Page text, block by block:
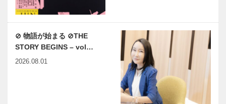
⊘ 物語が始まる ⊘THE
STORY BEGINS – vol…
2026.08.01